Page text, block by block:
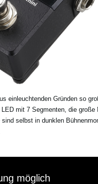
einleuchtenden Gründen so
mit 7 Segmenten, die große
selbst in dunklen
möglich